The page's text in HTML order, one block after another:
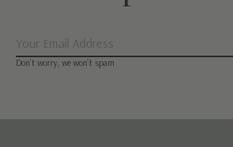
Don’t worry, we won’t spam